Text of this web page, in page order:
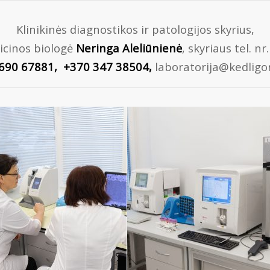
Klinikinės diagnostikos ir patologijos skyrius,
biologė Neringa Aleliūnienė, skyriaus tel.
67881, +370 347 38504,